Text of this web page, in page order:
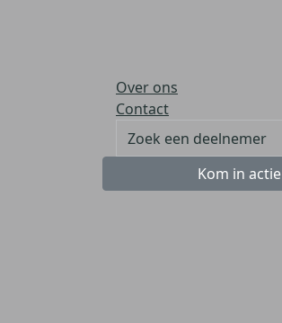
Over ons
Contact
Kom in actie